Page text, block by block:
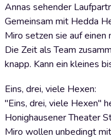
Annas sehender
Gemeinsam mit Hedda
Miro setzen sie auf einen
Die Zeit als Team
knapp. Kann ein kleines
Eins, drei, viele Hexen:
"Eins, drei, viele Hexen"
Honighausener Theater
Miro wollen unbedingt